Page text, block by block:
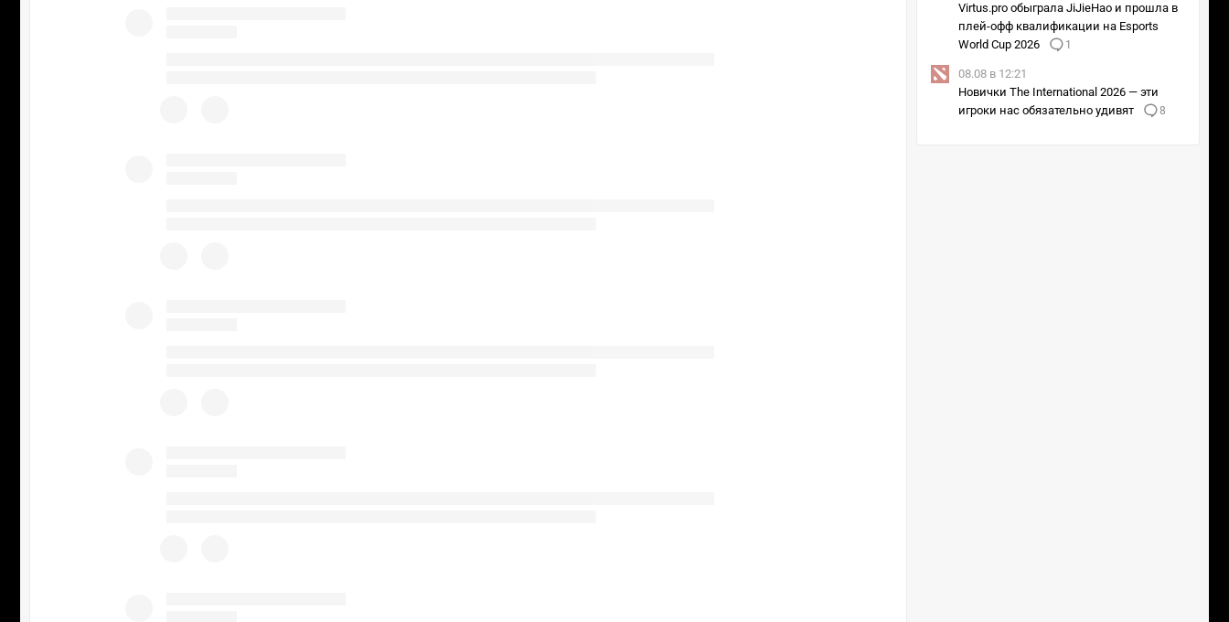
Virtus.pro обыграла JiJieHao и прошла в
плей-офф квалификации на Esports
World Cup 2026
1
08.08 в 12:21
Новички The International 2026 — эти
игроки нас обязательно удивят
8